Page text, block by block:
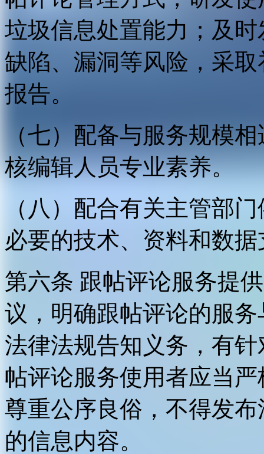
垃圾信息处置能力；及
缺陷、漏洞等风险，采
报告。
（七）配备与服务规模
核编辑人员专业素养。
（八）配合有关主管部
必要的技术、资料和数
第六条 跟帖评论服务提
议，明确跟帖评论的服
法律法规告知义务，有
帖评论服务使用者应当
尊重公序良俗，不得发
的信息内容。